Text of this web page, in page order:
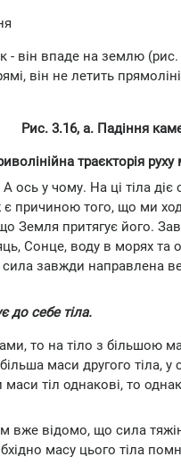
- він впаде на землю
він не летить
Рис. 3.16, а. Падіння
траєкторія
у чому. На ці тіла
є причиною того, що ми
Земля притягує його.
Сонце, воду в морях
сила завжди направлена
до себе тіла.
то на тіло з більшою
маси другого тіла,
маси тіл однакові, то
вже відомо, що сила
масу цього тіла